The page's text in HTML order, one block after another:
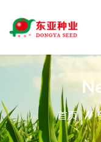
网站首页
关于东亚 首页